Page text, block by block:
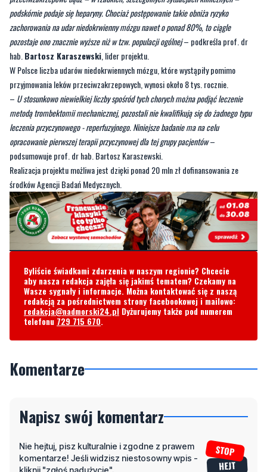
tętnicza.
–W celu obniżenia ryzyka w tej grupie pacjentów, stosuje się doustnie leki
przeciwzakrzepowe bądź – w rzadkich, szczególnych sytuacjach klinicznych –
podskórnie podaje się heparyny. Chociaż postępowanie takie obniża ryzyko
zachorowania na udar niedokrwienny mózgu nawet o ponad 80%, to ciągle
pozostaje ono znacznie wyższe niż w tzw. populacji ogólnej– podkreśla prof. dr
hab.Bartosz Karaszewski, lider projektu.
W Polsce liczba udarów niedokrwiennych mózgu, które wystąpiły pomimo
przyjmowania leków przeciwzakrzepowych, wynosi około 8 tys. rocznie.
–U stosunkowo niewielkiej liczby spośród tych chorych można podjąć leczenie
metodą trombektomii mechanicznej, pozostali nie kwalifikują się do żadnego typu
leczenia przyczynowego - reperfuzyjnego. Niniejsze badanie ma na celu
opracowanie pierwszej terapii przyczynowej dla tej grupy pacjentów
podsumowuje prof. dr hab. Bartosz Karaszewski.
Realizacja projektu możliwa jest dzięki ponad 20 mln zł dofinansowania ze
środków Agencji Badań Medycznych.
Byliście świadkami zdarzenia w naszym regionie? Chcecie
aby nasza redakcja zajęła się jakimś tematem? Czekamy na
redakcją za pośrednictwem strony facebookowej i mailowo:
telefonu729 715 670
Komentarze
Napisz swój komentarz